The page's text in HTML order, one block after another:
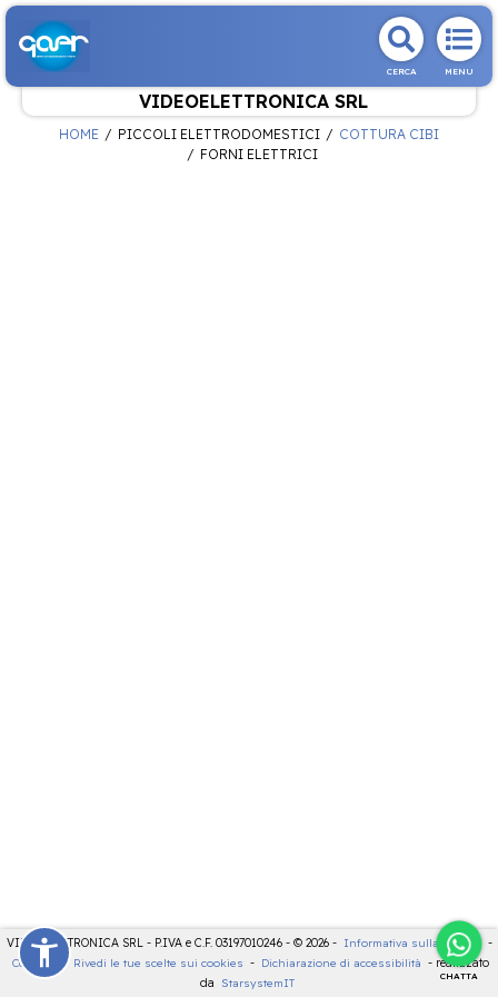
CERCA MENU
VIDEOELETTRONICA SRL
CHATTA
HOME PICCOLI ELETTRODOMESTICI
COTTURA CIBI
FORNI ELETTRICI
VIDEOELETTRONICA SRL - P.IVA e C.F. 03197010246 - © 2026 - Informativa sulla privacy -
Cookies
- Rivedi le tue scelte sui cookies - Dichiarazione di accessibilità - realizzato
da
StarsystemIT